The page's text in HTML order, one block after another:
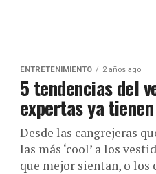
ENTRETENIMIENTO 2 años ago
5 tendencias del
expertas ya
Desde las cangrejeras
las más ‘cool’ a los
que mejor sientan, o los